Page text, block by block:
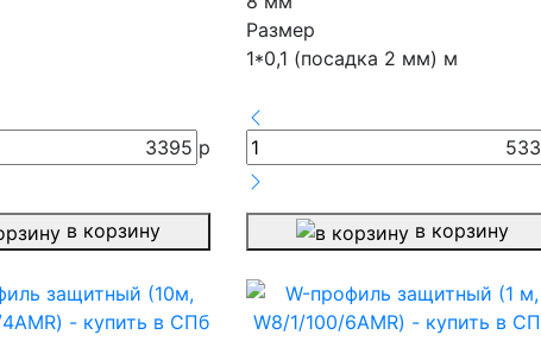
3395 р
в корзину
Размер
1*0,1 (посадка 2 мм) м
533
в корзину